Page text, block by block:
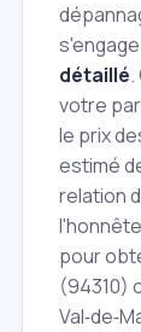
détaillé
votre
le prix
estimé
relation
pour
(94310)